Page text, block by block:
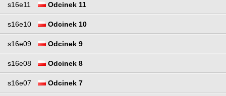
s16e11 Odcinek 11
s16e10 Odcinek 10
s16e09 Odcinek 9
s16e08 Odcinek 8
s16e07 Odcinek 7